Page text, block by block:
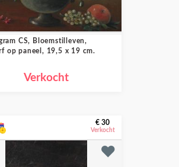
CS, Bloemstilleven,
op paneel, 19,5 x 19 cm.
Verkocht
€ 30
Verkocht